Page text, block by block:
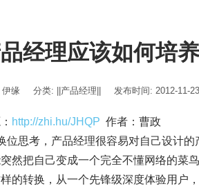
经理应该如何培
伊缘 分类: ||产品经理|| 发布时间: 2012-11-
http://zhi.hu/JHQP 作者：曹政
位思考，产品经理很容易对自己设计
然把自己变成一个完全不懂网络的菜
的转换，从一个先锋级深度体验用户